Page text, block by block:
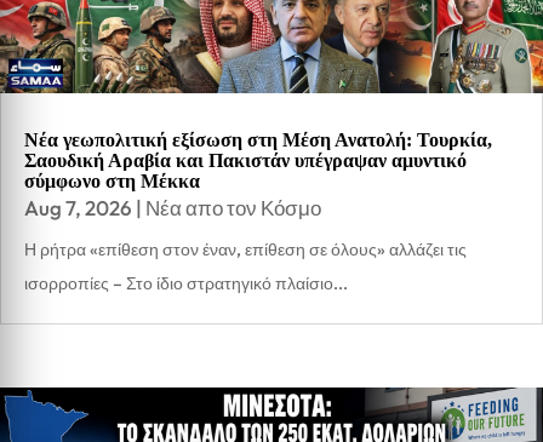
Νέα γεωπολιτική εξίσωση στη Μέση Ανατολή: Τουρκία,
Σαουδική Αραβία και Πακιστάν υπέγραψαν αμυντικό
σύμφωνο στη Μέκκα
Aug 7, 2026 | Νέα απο τον Κόσμο
Η ρήτρα «επίθεση στον έναν, επίθεση σε όλους» αλλάζει τις
ισορροπίες – Στο ίδιο στρατηγικό πλαίσιο...